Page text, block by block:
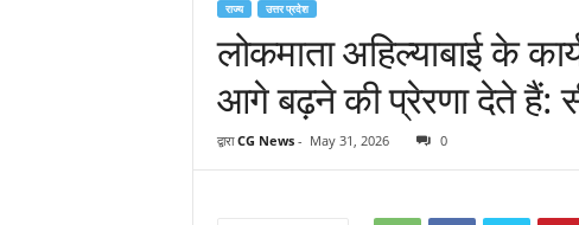
राज्य उत्तर प्रदेश
लोकमाता अहिल्याबाई के
आगे बढ़ने की प्रेरणा देते हैं:
द्वारा CG News- May 31, 2026 0